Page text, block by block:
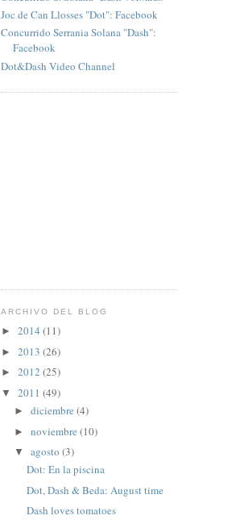
Joc de Can Llosses "Dot": Facebook
Concurrido Serrania Solana "Dash":
Facebook
Dot&Dash Video Channel
ARCHIVO DEL BLOG
► 2014 (11)
► 2013 (26)
► 2012 (25)
▼ 2011 (49)
► diciembre (4)
► noviembre (10)
▼ agosto (3)
Dot: En la piscina
Dot, Dash & Beda: August time
Dash loves tomatoes